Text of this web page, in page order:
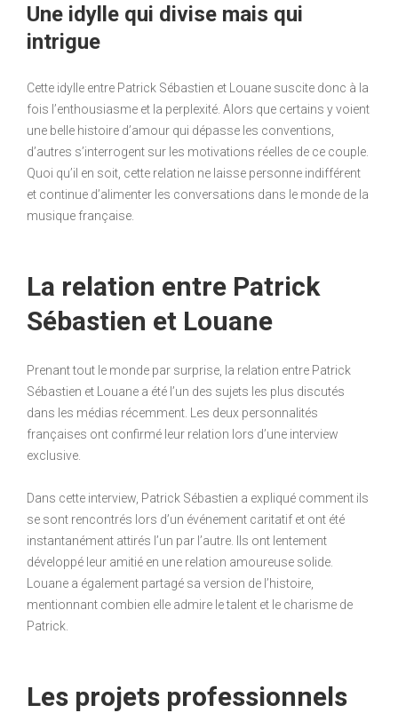
Une idylle qui divise mais qui
intrigue
Cette idylle entre Patrick Sébastien et Louane suscite donc à la
fois l’enthousiasme et la perplexité. Alors que certains y voient
une belle histoire d’amour qui dépasse les conventions,
d’autres s’interrogent sur les motivations réelles de ce couple.
Quoi qu’il en soit, cette relation ne laisse personne indifférent
et continue d’alimenter les conversations dans le monde de la
musique française.
La relation entre Patrick
Sébastien et Louane
Prenant tout le monde par surprise, la relation entre Patrick
Sébastien et Louane a été l’un des sujets les plus discutés
dans les médias récemment. Les deux personnalités
françaises ont confirmé leur relation lors d’une interview
exclusive.
Dans cette interview, Patrick Sébastien a expliqué comment ils
se sont rencontrés lors d’un événement caritatif et ont été
instantanément attirés l’un par l’autre. Ils ont lentement
développé leur amitié en une relation amoureuse solide.
Louane a également partagé sa version de l’histoire,
mentionnant combien elle admire le talent et le charisme de
Patrick.
Les projets professionnels